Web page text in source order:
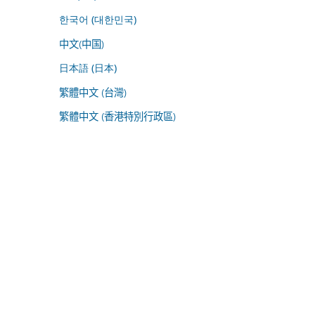
한국어 (대한민국)
中文(中国)
日本語 (日本)
繁體中文 (台灣)
繁體中文 (香港特別行政區)